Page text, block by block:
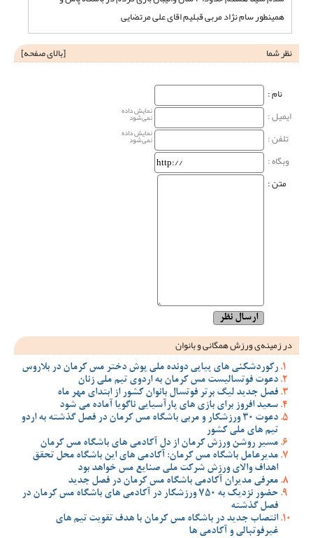
همینطور سام نژاد مربی قبلیم اقای علی مرتضایی
نظر شما
[بالای صفحه]
نام‌ :
ایمیل :
نمایش داده
نمی‌شود
تلفن : نمایش داده
نمی‌شود
وبگاه‌ :
متن :
در زمینه‌ی ورزش همگانی و بانوان
رکوردشکنی های پیاپی دونده ملی پوش دختر مس کرمان در بلاروس
دعوت فوتسالیست مس کرمان به اردوی تیم ملی زنان
فصل جدید لیگ برتر فوتسال بانوان کشور از ابتدای مهر ماه
سعید افروز برای بازی های پارآسیایی ناگویا آماده می شود
دعوت 30 ورزشکار و مربی باشگاه مس کرمان در فصل گذشته به اردو
تیم های ملی کشور
مسیر روشن ورزش کرمان از دل آکادمی های باشگاه مس کرمان
مدیرعامل باشگاه مس کرمان: آکادمی های این باشگاه محل تحقق
اهداف والای ورزش شرکت ملی صنایع مس خواهد بود
معرفی مدیران آکادمی باشگاه مس کرمان در فصل جدید
حضور نزدیک به 750 ورزشکار در آکادمی های باشگاه مس کرمان در
فصل گذشته
انتصاب جدید در باشگاه مس کرمان با هدف تقویت تیم‌ های
غیرفوتبالی و آکادمی‌ ها